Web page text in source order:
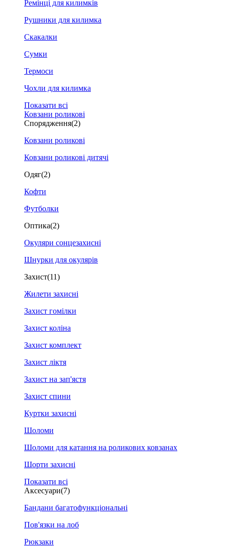
Ремінці для килимків
Рушники для килимка
Скакалки
Сумки
Термоси
Чохли для килимка
Показати всі
Ковзани роликові
Спорядження(2)
Ковзани роликові
Ковзани роликові дитячі
Одяг(2)
Кофти
Футболки
Оптика(2)
Окуляри сонцезахисні
Шнурки для окулярів
Захист(11)
Жилети захисні
Захист гомілки
Захист коліна
Захист комплект
Захист ліктя
Захист на зап'ястя
Захист спини
Куртки захисні
Шоломи
Шоломи для катання на роликових ковзанах
Шорти захисні
Показати всі
Аксесуари(7)
Бандани багатофункціональні
Пов'язки на лоб
Рюкзаки